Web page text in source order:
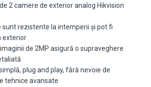
2 camere de exterior analog Hikvision
sunt rezistente la intemperii și pot fi
exterior
imaginii de 2MP asigură o supraveghere
plug and play, fără nevoie de
tehnice avansate